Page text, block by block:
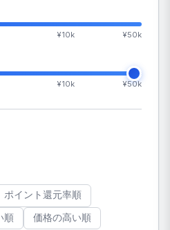
¥10k ¥50k
¥10k ¥50k
ポイント還元率順
順 価格の高い順